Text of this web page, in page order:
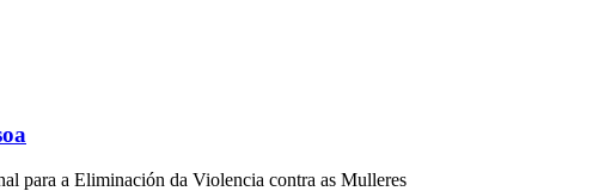
para a Eliminación da Violencia contra as Mulleres